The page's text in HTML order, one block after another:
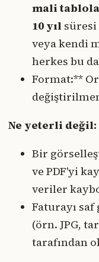
mali
10 yıl
veya kendi
herkes bu
Format:**
Ne yeterli değil:
Bir
ve PDF'yi
veriler
Faturayı
(örn. JPG,
tarafından